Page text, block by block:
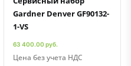
Gardner Denver GF90132-
1-VS
63 400.00 руб.
Цена без учета НДС